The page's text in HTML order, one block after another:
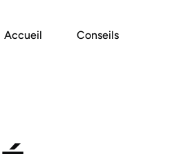
Accueil Conseils